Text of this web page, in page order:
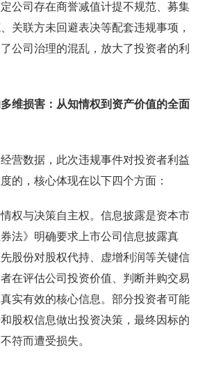
公司存在商誉减值计提不规范、募集
关联方未回避表决等配套违规事项，
公司治理的混乱，放大了投资者的利
维损害：从知情权到资产价值的全面
营数据，此次违规事件对投资者利益
的，核心体现在以下四个方面：
权与决策自主权。信息披露是资本市
法》明确要求上市公司信息披露真
股份对股权代持、虚增利润等关键信
在评估公司投资价值、判断并购交易
实有效的核心信息。部分投资者可能
股权信息做出投资决策，最终因标的
符而遭受损失。